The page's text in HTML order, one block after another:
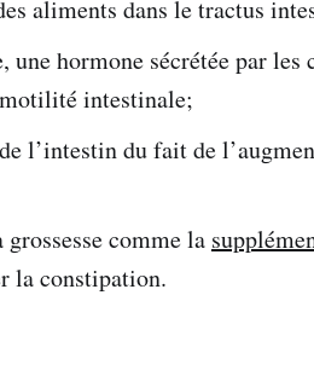
aliments dans le tractus
hormone sécrétée par les
intestinale;
l’intestin du fait de
comme la
la constipation.